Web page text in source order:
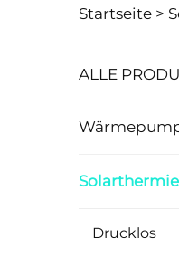
Startseite >
ALLE
Drucklos